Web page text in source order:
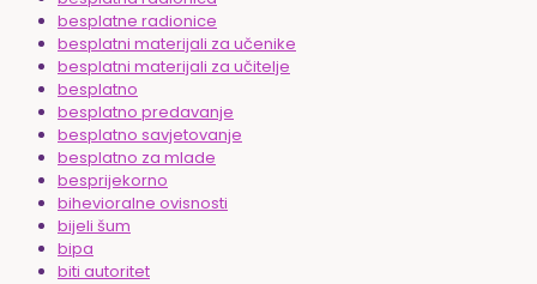
besplatne radionice
besplatni materijali za učenike
besplatni materijali za učitelje
besplatno
besplatno predavanje
besplatno savjetovanje
besplatno za mlade
besprijekorno
bihevioralne ovisnosti
bijeli šum
bipa
biti autoritet